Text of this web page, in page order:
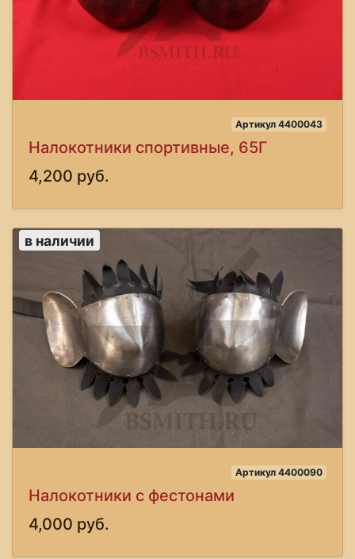
Артикул 4400043
Налокотники спортивные, 65Г
4,200 руб.
в наличии
Артикул 4400090
Налокотники с фестонами
4,000 руб.